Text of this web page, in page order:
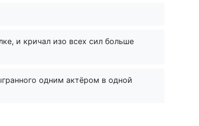
и кричал изо всех сил больше
одним актёром в одной